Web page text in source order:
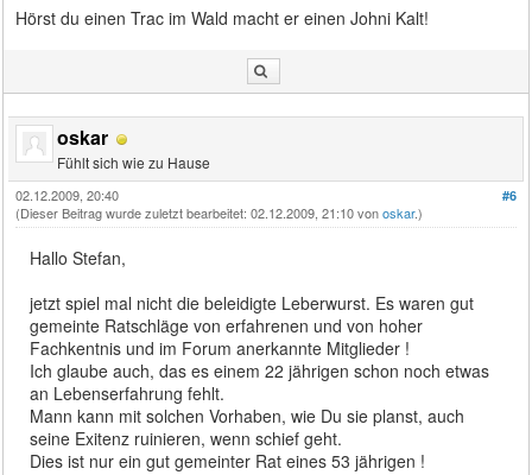
Hörst du einen Trac im Wald macht er einen Johni Kalt!
oskar
Fühlt sich wie zu Hause
#6
02.12.2009, 20:40
(Dieser Beitrag wurde zuletzt bearbeitet: 02.12.2009, 21:10 vonoskar.)
Hallo Stefan,
jetzt spiel mal nicht die beleidigte Leberwurst. Es waren gut
gemeinte Ratschläge von erfahrenen und von hoher
Fachkentnis und im Forum anerkannte Mitglieder !
Ich glaube auch, das es einem 22 jährigen schon noch etwas
an Lebenserfahrung fehlt.
Mann kann mit solchen Vorhaben, wie Du sie planst, auch
seine Exitenz ruinieren, wenn schief geht.
Dies ist nur ein gut gemeinter Rat eines 53 jährigen !